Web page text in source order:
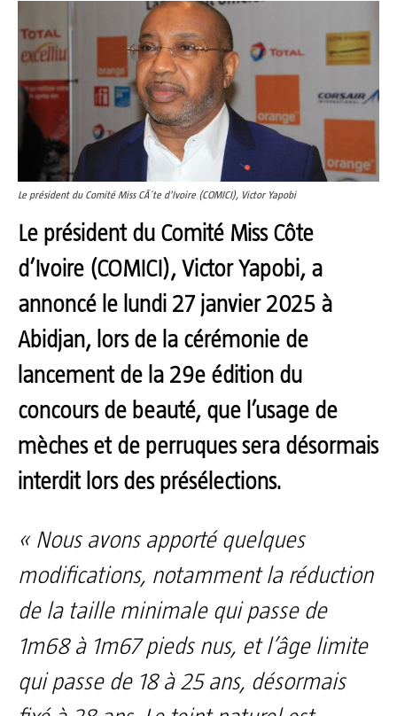
Le président du Comité Miss CÃ´te d'Ivoire (COMICI), Victor Yapobi
Le président du Comité Miss Côte
d’Ivoire (COMICI), Victor Yapobi, a
annoncé le lundi 27 janvier 2025 à
Abidjan, lors de la cérémonie de
lancement de la 29e édition du
concours de beauté, que l’usage de
mèches et de perruques sera désormais
interdit lors des présélections.
« Nous avons apporté quelques
modifications, notamment la réduction
de la taille minimale qui passe de
1m68 à 1m67 pieds nus, et l’âge limite
qui passe de 18 à 25 ans, désormais